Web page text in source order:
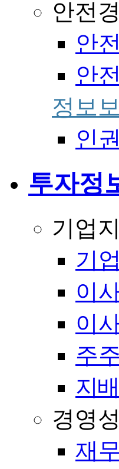
안전
안
안
정보
인
투자정
기업
기
이
이
주
지
경영
재